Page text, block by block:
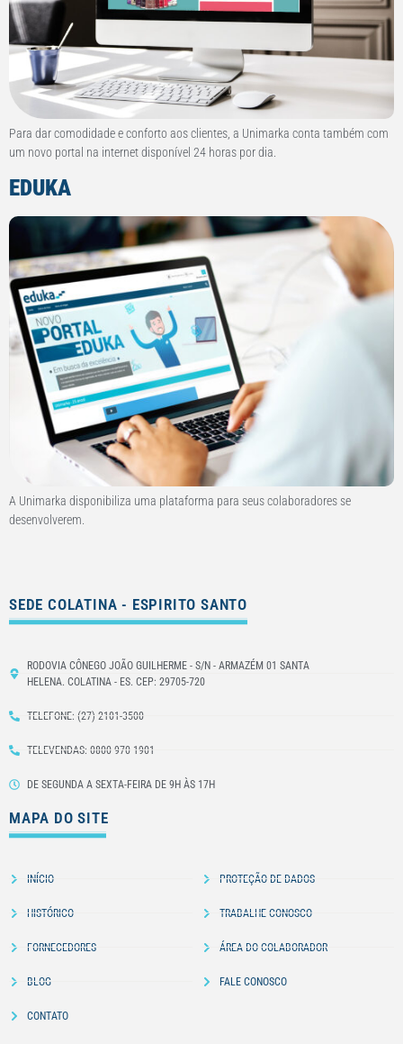
Para dar comodidade e conforto aos clientes, a Unimarka conta também com
um novo portal na internet disponível 24 horas por dia.
EDUKA
A Unimarka disponibiliza uma plataforma para seus colaboradores se
desenvolverem.
SEDE COLATINA - ESPIRITO SANTO
RODOVIA CÔNEGO JOÃO GUILHERME - S/N - ARMAZÉM 01 SANTA
HELENA. COLATINA - ES. CEP: 29705-720
TELEFONE: (27) 2101-3500
TELEVENDAS: 0800 970 1901
DE SEGUNDA A SEXTA-FEIRA DE 9H ÀS 17H
MAPA DO SITE
INÍCIO
HISTÓRICO
FORNECEDORES
BLOG
CONTATO
PROTEÇÃO DE DADOS
TRABALHE CONOSCO
ÁREA DO COLABORADOR
FALE CONOSCO